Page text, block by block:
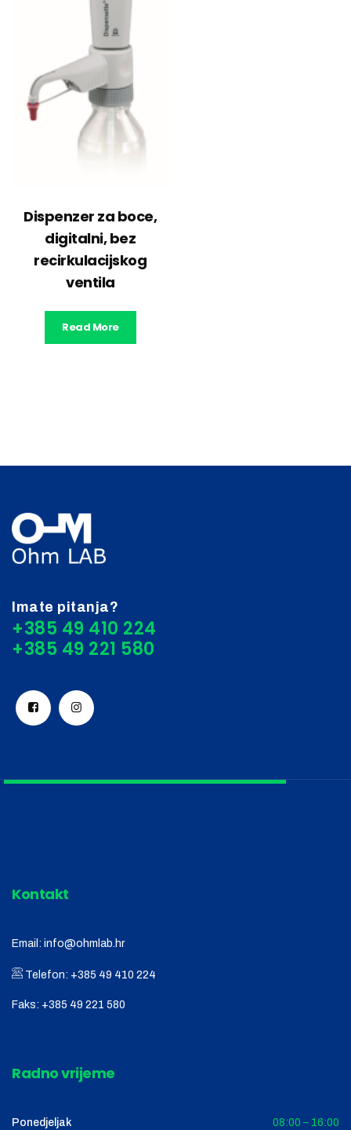
Dispenzer za boce,
digitalni, bez
recirkulacijskog
ventila
Read More
Imate pitanja?
+385 49 410 224
Kontakt
Email: info@ohmlab.hr
Telefon: +385 49 410 224
Faks: +385 49 221 580
Radno vrijeme
Ponedjeljak 08:00 – 16:00